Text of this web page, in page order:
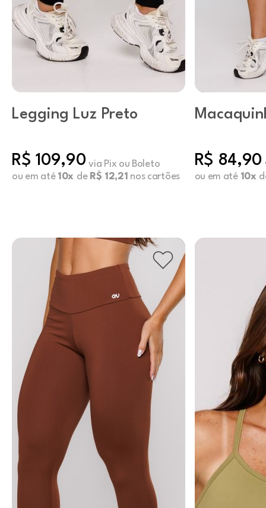
Legging Luz Preto
R$ 109,90 via Pix ou Boleto
ou em até 10x de R$ 12,21 nos cartões
R$ 84,90
ou em até 10x